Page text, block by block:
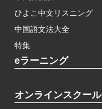
ひよこ中文リスニング
中国語文法大全
特集
eラーニング
オンラインスクール